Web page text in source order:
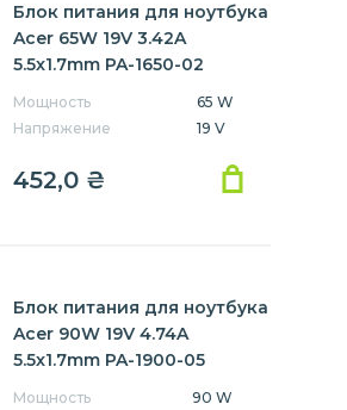
Блок питания для ноутбука
Acer 65W 19V 3.42A
5.5x1.7mm PA-1650-02
Мощность
65 W
Напряжение
19 V
452,0 ₴
Блок питания для ноутбука
Acer 90W 19V 4.74A
5.5x1.7mm PA-1900-05
Мощность
90 W